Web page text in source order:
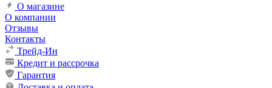
О магазине
О компании
Отзывы
Контакты
Трейд-Ин
Кредит и рассрочка
Гарантия